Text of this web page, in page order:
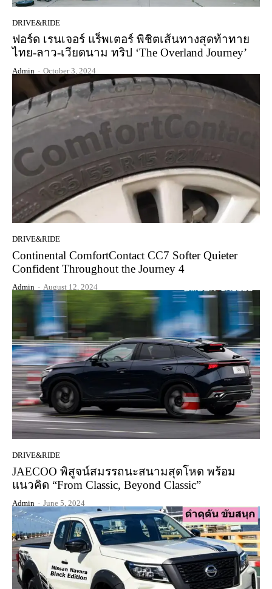
DRIVE&RIDE
ฟอร์ด เรนเจอร์ แร็พเตอร์ พิชิตเส้นทางสุดท้าทาย
ไทย-ลาว-เวียดนาม ทริป ‘The Overland Journey’
Admin - October 3, 2024
DRIVE&RIDE
Continental ComfortContact CC7 Softer Quieter
Confident Throughout the Journey 4
Admin - August 12, 2024
DRIVE&RIDE
JAECOO พิสูจน์สมรรถนะสนามสุดโหด พร้อม
แนวคิด “From Classic, Beyond Classic”
Admin - June 5, 2024